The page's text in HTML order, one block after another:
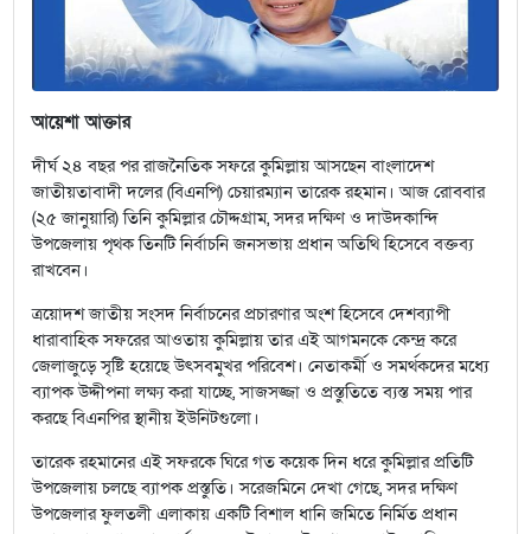
আয়েশা আক্তার
দীর্ঘ ২৪ বছর পর রাজনৈতিক সফরে কুমিল্লায় আসছেন বাংলাদেশ
জাতীয়তাবাদী দলের (বিএনপি) চেয়ারম্যান তারেক রহমান। আজ রোববার
(২৫ জানুয়ারি) তিনি কুমিল্লার চৌদ্দগ্রাম, সদর দক্ষিণ ও দাউদকান্দি
উপজেলায় পৃথক তিনটি নির্বাচনি জনসভায় প্রধান অতিথি হিসেবে বক্তব্য
রাখবেন।
ত্রয়োদশ জাতীয় সংসদ নির্বাচনের প্রচারণার অংশ হিসেবে দেশব্যাপী
ধারাবাহিক সফরের আওতায় কুমিল্লায় তার এই আগমনকে কেন্দ্র করে
জেলাজুড়ে সৃষ্টি হয়েছে উৎসবমুখর পরিবেশ। নেতাকর্মী ও সমর্থকদের মধ্যে
ব্যাপক উদ্দীপনা লক্ষ্য করা যাচ্ছে, সাজসজ্জা ও প্রস্তুতিতে ব্যস্ত সময় পার
করছে বিএনপির স্থানীয় ইউনিটগুলো।
তারেক রহমানের এই সফরকে ঘিরে গত কয়েক দিন ধরে কুমিল্লার প্রতিটি
উপজেলায় চলছে ব্যাপক প্রস্তুতি। সরেজমিনে দেখা গেছে, সদর দক্ষিণ
উপজেলার ফুলতলী এলাকায় একটি বিশাল ধানি জমিতে নির্মিত প্রধান